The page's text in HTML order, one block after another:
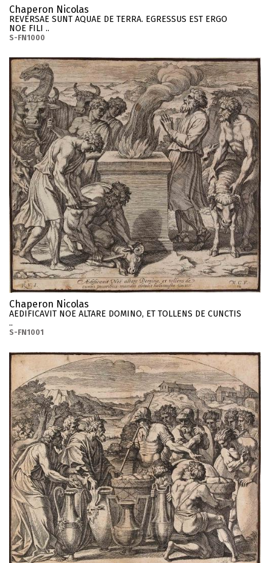
Chaperon Nicolas
REVERSAE SUNT AQUAE DE TERRA. EGRESSUS EST ERGO
NOE FILI ..
S-FN1000
Chaperon Nicolas
AEDIFICAVIT NOE ALTARE DOMINO, ET TOLLENS DE CUNCTIS
..
S-FN1001